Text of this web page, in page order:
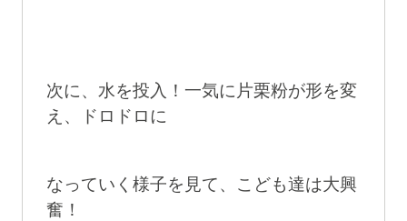
次に、水を投入！一気に片栗粉が形を変
え、ドロドロに
なっていく様子を見て、こども達は大興
奮！